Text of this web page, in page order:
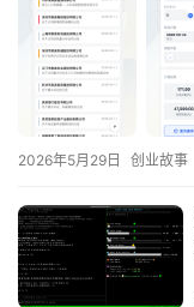
2026年5月29日 创业故事